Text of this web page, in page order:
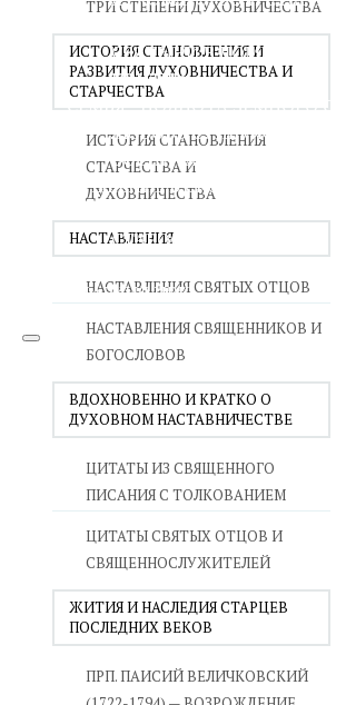
СВЯТЫНИ В ДОМЕ
ПРИТЧИ
СЕМЬЯ - ПОЛНОТА ЗЕМНОГО
ЛЮБОВЬ СУПРУЖЕСТВО
ВОСПИТАНИЕ
УТЕШЕНИЕ В СКОРБЯХ
СТАРОСТЬ - РАДОСТЬ
ЕПАРХИЯ НВК
ТРИ СТЕПЕНИ ДУХОВНИЧЕСТВА
ИСТОРИЯ СТАНОВЛЕНИЯ И
РАЗВИТИЯ ДУХОВНИЧЕСТВА И
СТАРЧЕСТВА
ИСТОРИЯ СТАНОВЛЕНИЯ
СТАРЧЕСТВА И
ДУХОВНИЧЕСТВА
НАСТАВЛЕНИЯ
НАСТАВЛЕНИЯ СВЯТЫХ ОТЦОВ
НАСТАВЛЕНИЯ СВЯЩЕННИКОВ И
БОГОСЛОВОВ
ВДОХНОВЕННО И КРАТКО О
ДУХОВНОМ НАСТАВНИЧЕСТВЕ
ЦИТАТЫ ИЗ СВЯЩЕННОГО
ПИСАНИЯ С ТОЛКОВАНИЕМ
ЦИТАТЫ СВЯТЫХ ОТЦОВ И
СВЯЩЕННОСЛУЖИТЕЛЕЙ
ЖИТИЯ И НАСЛЕДИЯ СТАРЦЕВ
ПОСЛЕДНИХ ВЕКОВ
ПРП. ПАИСИЙ ВЕЛИЧКОВСКИЙ